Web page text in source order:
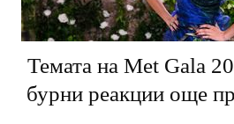
Темата на Met Gala
бурни реакции още